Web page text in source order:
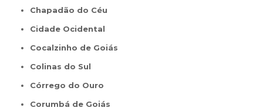
Chapadão do Céu
Cidade Ocidental
Cocalzinho de Goiás
Colinas do Sul
Córrego do Ouro
Corumbá de Goiás